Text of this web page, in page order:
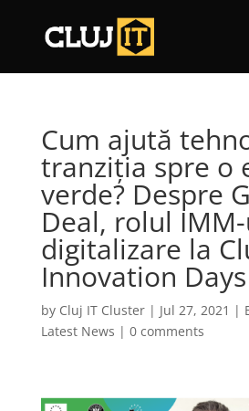
Cum ajută
tranziția spre o
verde? Despre
Deal, rolul
digitalizare la
Innovation
by Cluj IT Cluster| Jul 27, 2021 |
Latest News | 0 comments